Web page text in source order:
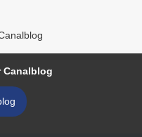
Canalblog